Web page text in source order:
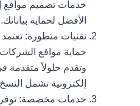
خدمات تصميم مواقع
الأفضل لحماية بياناتك.
تقنيات متطورة: تعتمد
حماية مواقع الشركات
وتقدم حلولاً متقدمة
إلكترونية تشمل النسخ